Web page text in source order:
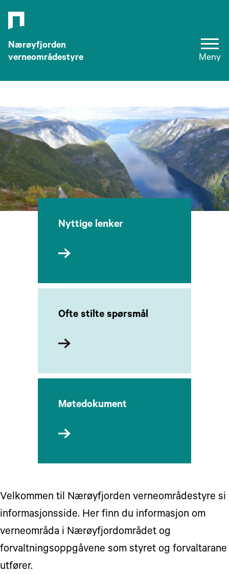
Nærøyfjorden
verneområdestyre
Meny
Nyttige lenker
Ofte stilte spørsmål
Møtedokument
Velkommen til Nærøyfjorden verneområdestyre si
informasjonsside. Her finn du informasjon om
verneområda i Nærøyfjordområdet og
forvaltningsoppgåvene som styret og forvaltarane
utfører.